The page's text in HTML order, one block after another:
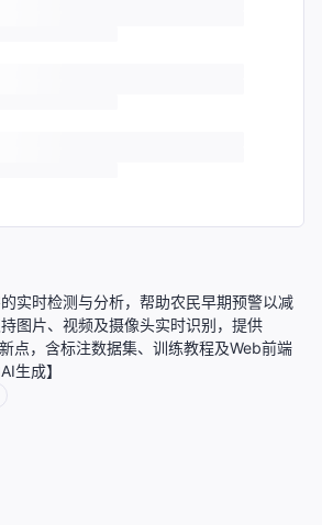
实时检测与分析，帮助农民早期预警以减
图片、视频及摄像头实时识别，提供
点，含标注数据集、训练教程及Web前端
生成】